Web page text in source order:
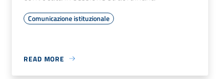
Comunicazione istituzionale
READ MORE